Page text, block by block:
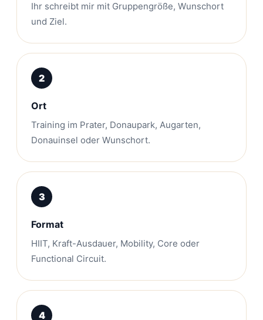
Ihr schreibt mir mit Gruppengröße, Wunschort
und Ziel.
Ort
Training im Prater, Donaupark, Augarten,
Donauinsel oder Wunschort.
Format
HIIT, Kraft-Ausdauer, Mobility, Core oder
Functional Circuit.